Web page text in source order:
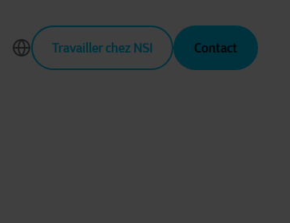
Travailler chez NSI Contact